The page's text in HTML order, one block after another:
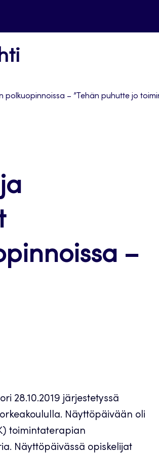
– ”Tehän puhutte jo
–
28.10.2019 järjestetyssä
Näyttöpäivään oli
toimintaterapian
Näyttöpäivässä opiskelijat